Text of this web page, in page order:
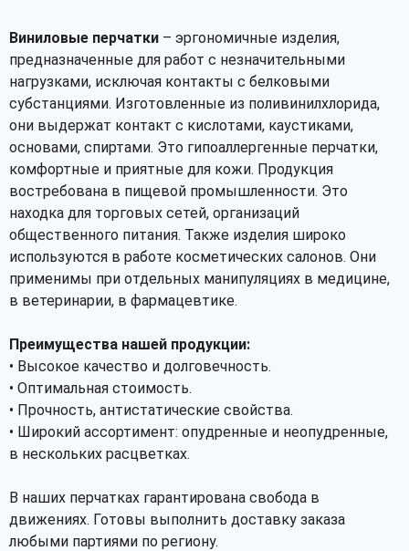
Виниловые перчатки – эргономичные изделия,
предназначенные для работ с незначительными
нагрузками, исключая контакты с белковыми
субстанциями. Изготовленные из поливинилхлорида,
они выдержат контакт с кислотами, каустиками,
основами, спиртами. Это гипоаллергенные перчатки,
комфортные и приятные для кожи. Продукция
востребована в пищевой промышленности. Это
находка для торговых сетей, организаций
общественного питания. Также изделия широко
используются в работе косметических салонов. Они
применимы при отдельных манипуляциях в медицине,
в ветеринарии, в фармацевтике.
Преимущества нашей продукции:
• Высокое качество и долговечность.
• Оптимальная стоимость.
• Прочность, антистатические свойства.
• Широкий ассортимент: опудренные и неопудренные,
в нескольких расцветках.
В наших перчатках гарантирована свобода в
движениях. Готовы выполнить доставку заказа
любыми партиями по региону.